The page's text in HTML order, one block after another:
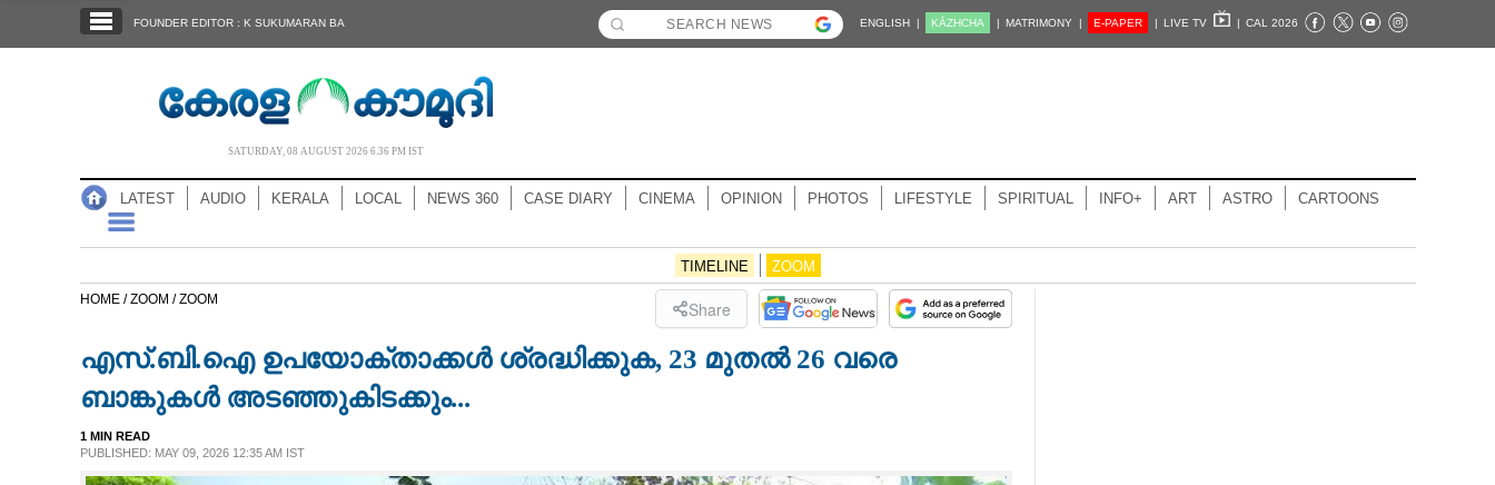
NOTIFIED NEWS
NEWS 360
CASE DIARY
FOUNDER EDITOR : K SUKUMARAN BA ENGLISH | KĀZHCHA | MATRIMONY | E-PAPER | LIVE TV | CAL 2026
SATURDAY, 08 AUGUST 2026 6.36 PM IST
LATEST AUDIO KERALA LOCAL NEWS 360 CASE DIARY CINEMA OPINION PHOTOS LIFESTYLE SPIRITUAL INFO+ ART ASTRO CARTOONS
TIMELINE ZOOM
HOME /ZOOM /ZOOM Share
എസ്.ബി.ഐ ഉപയോക്താക്കൾ ശ്രദ്ധിക്കുക, 23 മുതൽ 26 വരെ
ബാങ്കുകൾ അടഞ്ഞുകിടക്കും...
1 MIN READ
PUBLISHED: MAY 09, 2026 12:35 AM IST